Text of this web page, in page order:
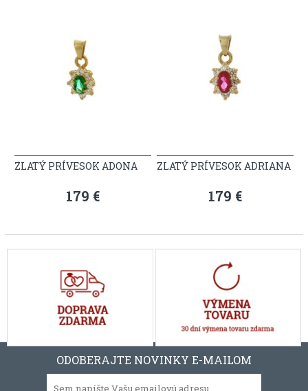
ZLATÝ PRÍVESOK ADONA
179 €
ZLATÝ PRÍVESOK ADRIANA
179 €
ODOBERAJTE NOVINKY E-MAILOM